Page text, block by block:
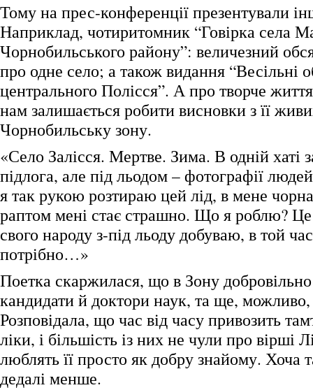
Тому на прес-конференції презентували
Наприклад, чотиритомник “Говірка села
Чорнобильського району”: величезний
про одне село; а також видання “Весільні
центрального Полісся”. А про творче
нам залишається робити висновки з її
Чорнобильську зону.
«Село Залісся. Мертве. Зима. В одній хаті
підлога, але під льодом – фотографії
я так рукою розтираю цей лід, в мене
раптом мені стає страшно. Що я роблю?
свого народу з-під льоду добуваю, в той
потрібно…»
Поетка скаржилася, що в Зону
кандидати й доктори наук, та ще,
Розповідала, що час від часу привозить
ліки, і більшість із них не чули про вірші
люблять її просто як добру знайому. Хоча
дедалі менше.